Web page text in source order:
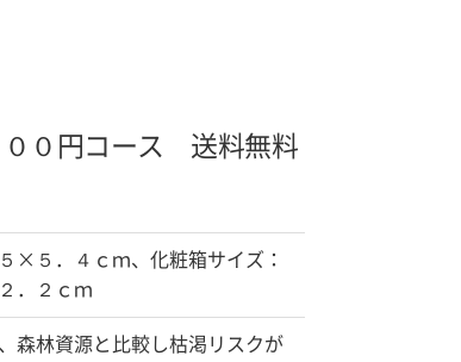
０円コース 送料無料
×５．４ｃｍ、化粧箱サイズ：
．２ｃｍ
森林資源と比較し枯渇リスクが